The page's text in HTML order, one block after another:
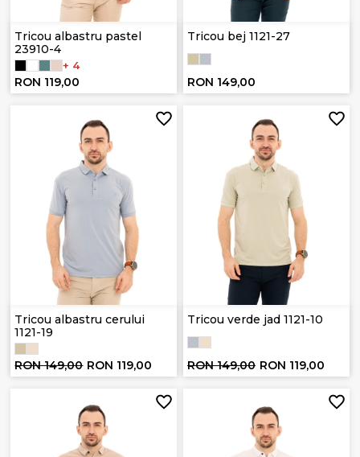
Tricou albastru pastel
23910-4
+ 4
RON 119,00
Tricou bej 1121-27
RON 149,00
Tricou albastru cerului
1121-19
RON 149,00 RON 119,00
Tricou verde jad 1121-10
RON 149,00 RON 119,00